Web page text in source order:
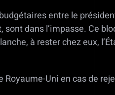
entre le
dans l’impasse. Ce
à rester chez eux,
Uni en cas de